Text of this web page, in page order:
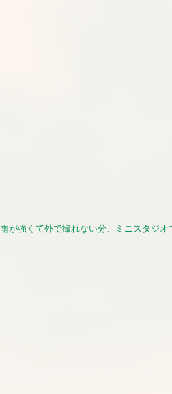
雨が強くて外で撮れない分、ミニスタジ